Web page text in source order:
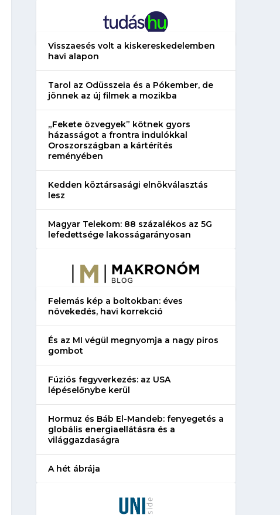
Visszaesés volt a kiskereskedelemben
havi alapon
Tarol az Odüsszeia és a Pókember, de
jönnek az új filmek a mozikba
„Fekete özvegyek” kötnek gyors
házasságot a frontra indulókkal
Oroszországban a kártérítés
reményében
Kedden köztársasági elnökválasztás
lesz
Magyar Telekom: 88 százalékos az 5G
lefedettsége lakosságarányosan
Felemás kép a boltokban: éves
növekedés, havi korrekció
És az MI végül megnyomja a nagy piros
gombot
Fúziós fegyverkezés: az USA
lépéselőnybe kerül
Hormuz és Báb El-Mandeb: fenyegetés a
globális energiaellátásra és a
világgazdaságra
A hét ábrája